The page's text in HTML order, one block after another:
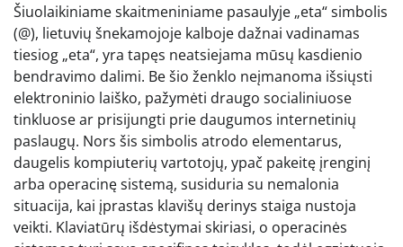
Šiuolaikiniame skaitmeniniame pasaulyje „eta“ simbolis
(@), lietuvių šnekamojoje kalboje dažnai vadinamas
tiesiog „eta“, yra tapęs neatsiejama mūsų kasdienio
bendravimo dalimi. Be šio ženklo neįmanoma išsiųsti
elektroninio laiško, pažymėti draugo socialiniuose
tinkluose ar prisijungti prie daugumos internetinių
paslaugų. Nors šis simbolis atrodo elementarus,
daugelis kompiuterių vartotojų, ypač pakeitę įrenginį
arba operacinę sistemą, susiduria su nemalonia
situacija, kai įprastas klavišų derinys staiga nustoja
veikti. Klaviatūrų išdėstymai skiriasi, o operacinės